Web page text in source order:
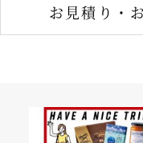
お見積り・